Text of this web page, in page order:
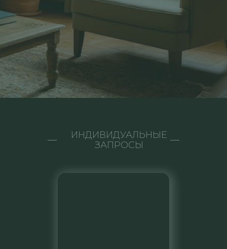
ИНДИВИДУАЛЬНЫЕ
ЗАПРОСЫ